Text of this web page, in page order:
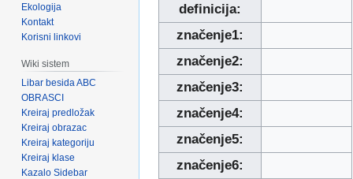
definicija:
značenje1:
značenje2:
značenje3:
značenje4:
značenje5:
značenje6:
Ekologija
Kontakt
Korisni linkovi
Wiki sistem
Libar besida ABC
OBRASCI
Kreiraj predložak
Kreiraj obrazac
Kreiraj kategoriju
Kreiraj klase
Kazalo Sidebar